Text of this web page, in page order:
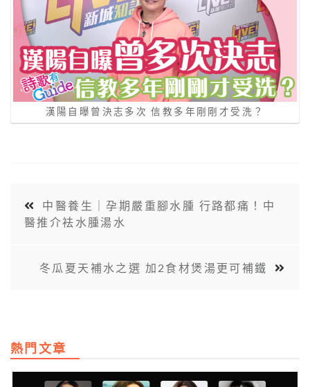
漢陽自曝曾決志多次 信教多年剛剛才受洗？
中醫養生｜孕期嚴重腳水腫 行路都痛！中
醫推介袪水腫湯水
冬瓜夏天補水之選 加2食材煲湯更可補鐵
熱門文章